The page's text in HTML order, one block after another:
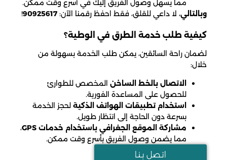
مما يسهل وصول الفريق إليك في أسرع وقت ممكن.
وبالتالي، لا داعي للقلق، فقط احفظ رقمنا الآن: 90925617
!
كيفية طلب خدمة الطرق في الوطية؟
لضمان راحة السائقين، يمكن طلب الخدمة بسهولة من
خلال:
الاتصال بالخط الساخن المخصص للطوارئ
للحصول على المساعدة الفورية.
استخدام تطبيقات الهواتف الذكية لحجز الخدمة
بسرعة دون الحاجة إلى انتظار طويل.
مشاركة الموقع الجغرافي باستخدام خدمات GPS
،
مما يضمن وصول الفريق بأسرع وقت ممكن.
اتـصل بـنـا